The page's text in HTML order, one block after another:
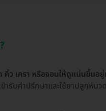
ว เครา หรือจอนให้ดูแน่นขึ้นอยู่
ข้ารับคำปรึกษาและใช้ยาปลูกห